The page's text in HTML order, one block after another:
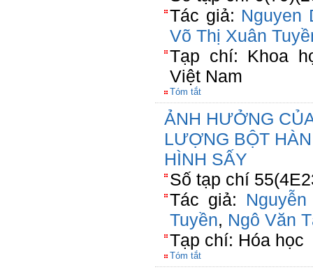
Tác giả: Nguyen
Võ Thị Xuân
Tạp chí: Khoa
Việt Nam
Tóm tắt
ẢNH HƯỞNG
LƯỢNG BỘT
HÌNH SẤY
Số tạp chí
Tác giả:
Tuyền, Ngô Văn
Tạp chí: Hóa học
Tóm tắt